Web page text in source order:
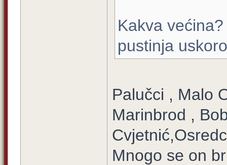
Kakva
pustinja
Palučci , Malo
Marinbrod ,
Mnogo se on